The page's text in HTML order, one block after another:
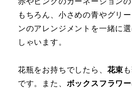
もちろん、小さめの青やグリ
ンのアレンジメントを一緒に
しゃいます。
花瓶をお持ちでしたら、 花束
です。また、 ボックスフラワー